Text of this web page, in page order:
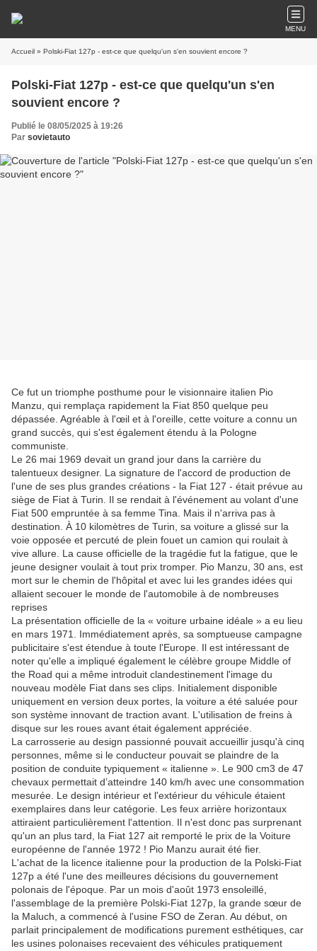
MENU
Accueil » Polski-Fiat 127p - est-ce que quelqu'un s'en souvient encore ?
Polski-Fiat 127p - est-ce que quelqu'un s'en
souvient encore ?
Publié le 08/05/2025 à 19:26
Par sovietauto
Ce fut un triomphe posthume pour le visionnaire italien Pio
Manzu, qui remplaça rapidement la Fiat 850 quelque peu
dépassée. Agréable à l'œil et à l'oreille, cette voiture a connu un
grand succès, qui s'est également étendu à la Pologne
communiste.
Le 26 mai 1969 devait un grand jour dans la carrière du
talentueux designer. La signature de l'accord de production de
l'une de ses plus grandes créations - la Fiat 127 - était prévue au
siège de Fiat à Turin. Il se rendait à l'événement au volant d'une
Fiat 500 empruntée à sa femme Tina. Mais il n'arriva pas à
destination. À 10 kilomètres de Turin, sa voiture a glissé sur la
voie opposée et percuté de plein fouet un camion qui roulait à
vive allure. La cause officielle de la tragédie fut la fatigue, que le
jeune designer voulait à tout prix tromper. Pio Manzu, 30 ans, est
mort sur le chemin de l'hôpital et avec lui les grandes idées qui
allaient secouer le monde de l'automobile à de nombreuses
reprises
La présentation officielle de la « voiture urbaine idéale » a eu lieu
en mars 1971. Immédiatement après, sa somptueuse campagne
publicitaire s'est étendue à toute l'Europe. Il est intéressant de
noter qu'elle a impliqué également le célèbre groupe Middle of
the Road qui a même introduit clandestinement l'image du
nouveau modèle Fiat dans ses clips. Initialement disponible
uniquement en version deux portes, la voiture a été saluée pour
son système innovant de traction avant. L'utilisation de freins à
disque sur les roues avant était également appréciée.
La carrosserie au design passionné pouvait accueillir jusqu'à cinq
personnes, même si le conducteur pouvait se plaindre de la
position de conduite typiquement « italienne ». Le 900 cm3 de 47
chevaux permettait d’atteindre 140 km/h avec une consommation
mesurée. Le design intérieur et l'extérieur du véhicule étaient
exemplaires dans leur catégorie. Les feux arrière horizontaux
attiraient particulièrement l'attention. Il n'est donc pas surprenant
qu'un an plus tard, la Fiat 127 ait remporté le prix de la Voiture
européenne de l'année 1972 ! Pio Manzu aurait été fier.
L'achat de la licence italienne pour la production de la Polski-Fiat
127p a été l'une des meilleures décisions du gouvernement
polonais de l'époque. Par un mois d'août 1973 ensoleillé,
l'assemblage de la première Polski-Fiat 127p, la grande sœur de
la Maluch, a commencé à l'usine FSO de Zeran. Au début, on
parlait principalement de modifications purement esthétiques, car
les usines polonaises recevaient des véhicules pratiquement